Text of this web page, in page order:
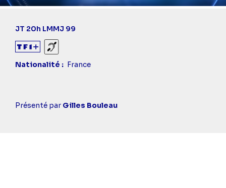
JT 20h LMMJ 99
Sourds et malentendants
Nationalité
France
Casting
Présenté par Gilles Bouleau